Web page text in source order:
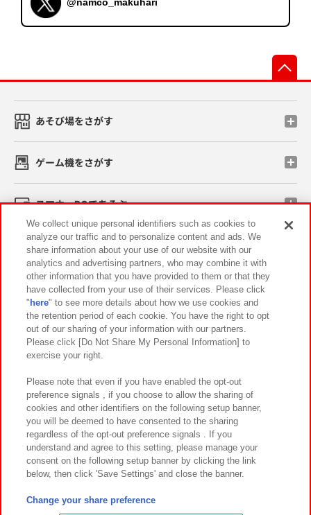
あそび場をさがす
ゲーム機をさがす
スマホ・PCであそぶ
イベント・キャンペーン
関連会社 サステナビリティ サイトポリシー
プライバシーポリシー ウェブアクセシビリティ方針と検証結果
お取引先さまとともに
カスタマーハラスメント対応方針 よくあるご質問・お問い合わせ
©Bandai Namco Amusement Inc.
©Bandai Namco Amusement Lab Inc.
We collect unique personal identifiers such as cookies to
analyze our traffic and to personalize content and ads. We
share information about your use of our website with our
analytics and advertising partners, who may combine it with
other information that you have provided to them or that they
have collected from your use of their services. Please click
" here" to see more details about how we use cookies and
the retention period of each cookie. You have the right to opt
out of our sharing of your information with our partners.
Please click [Do Not Share My Personal Information] to
exercise your right.
Please note that even if you have enabled the opt-out
preference signals , if you choose to allow the sharing of
cookies and other identifiers on the following setup banner,
you will be deemed to have consented to the sharing
regardless of the opt-out preference signals . If you
understand and agree to this setting, please manage your
consent on the following setup banner by clicking the link
below, then click 'Save Settings' and close the banner.
Change your share preference